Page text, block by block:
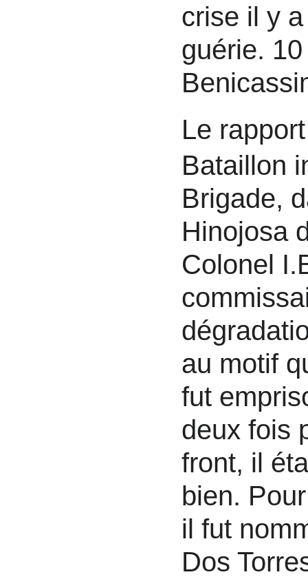
crise il y
guérie.
Le
Bataillon
Brigade,
Hinojosa
Colonel
au motif
fut
deux fois
front, il
bien.
il fut
Dos